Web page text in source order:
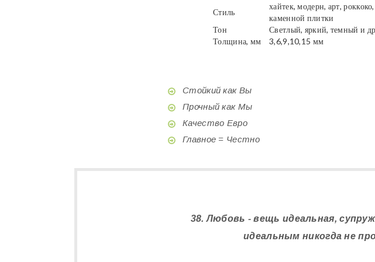
Стиль
хайтек, модерн, арт,
каменной плитки
Тон
Светлый, яркий, темный и
Толщина, мм
3,6,9,10,15 мм
Стойкий как Вы
Прочный как Мы
Качество Евро
Главное = Честно
38. Любовь - вещь идеальная,
идеальным никогда не